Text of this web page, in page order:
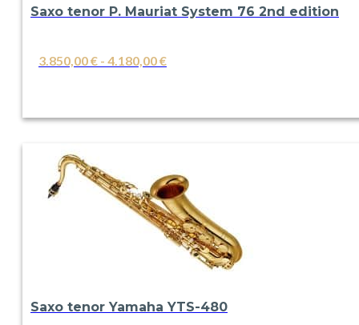
Saxo tenor P. Mauriat System 76 2nd edition
3.850,00€ - 4.180,00€Rango
hasta
4.180,00 €
Saxo tenor Yamaha YTS-480